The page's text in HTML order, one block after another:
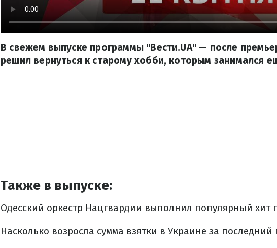
В свежем выпуске программы "Вести.UA" — после
решил вернуться к старому хобби, которым занимался
Также в выпуске:
Одесский оркестр Нацгвардии выполнил популярный хит
Насколько возросла сумма взятки в Украине за последний